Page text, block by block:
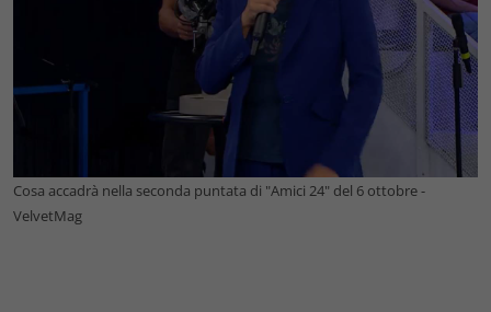
Cosa accadrà nella seconda puntata di "Amici 24" del 6 ottobre -
VelvetMag